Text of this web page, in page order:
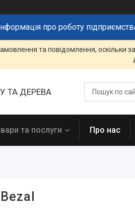
про роботу
та повідомлення, оскільки
ТА ДЕРЕВА
та послуги Про нас